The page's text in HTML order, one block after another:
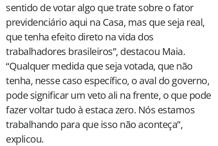
sentido de votar algo que trate sobre o fator
previdenciário aqui na Casa, mas que seja real,
que tenha efeito direto na vida dos
trabalhadores brasileiros”, destacou Maia.
“Qualquer medida que seja votada, que não
tenha, nesse caso específico, o aval do governo,
pode significar um veto ali na frente, o que pode
fazer voltar tudo à estaca zero. Nós estamos
trabalhando para que isso não aconteça”,
explicou.